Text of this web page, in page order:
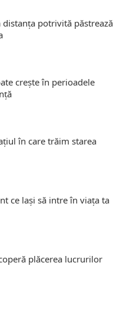
potrivită păstrează
crește în perioadele
în care trăim starea
ce lași să intre în viața ta
plăcerea lucrurilor